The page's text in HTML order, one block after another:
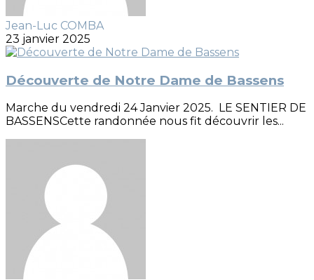
Jean-Luc COMBA
23 janvier 2025
Découverte de Notre Dame de Bassens
Marche du vendredi 24 Janvier 2025. LE SENTIER DE
BASSENSCette randonnée nous fit découvrir les...